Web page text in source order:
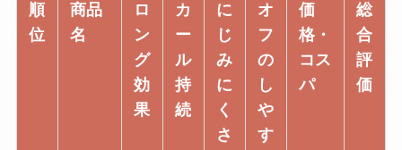
順
位
商品
名
ロ
ン
グ
効
果
カ
ー
ル
持
続
に
じ
み
に
く
さ
オ
フ
の
し
や
す
価
格・
コス
パ
総
合
評
価